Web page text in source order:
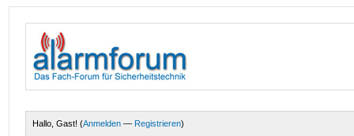
Hallo, Gast! (Anmelden — Registrieren)